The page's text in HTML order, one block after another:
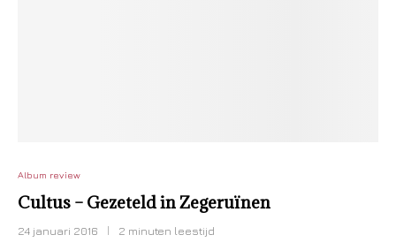
Album review
Cultus – Gezeteld in Zegeruïnen
24 januari 2016 2 minuten leestijd